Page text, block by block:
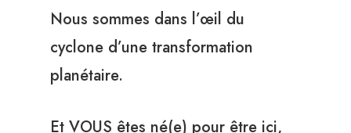
Nous sommes dans l’œil du
cyclone d’une transformation
planétaire.
Et VOUS êtes né(e) pour être ici,